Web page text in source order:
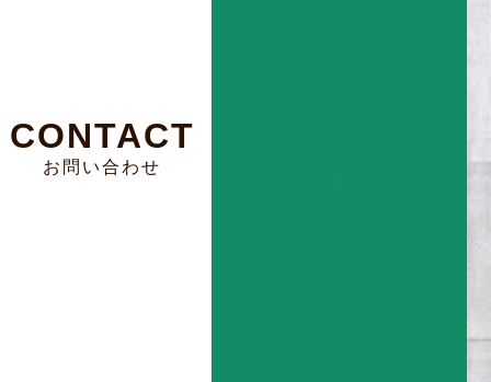
CONTACT
お問い合わせ